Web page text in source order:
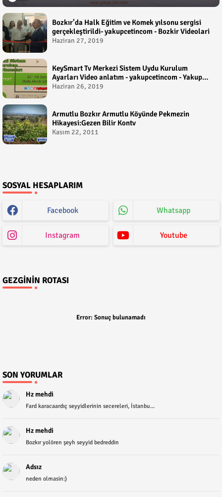
Bozkır’da Halk Eğitim ve Komek yılsonu sergisi
gerçekleştirildi- yakupcetincom - Bozkir Videolari
Haziran 27, 2019
KeySmart Tv Merkezi Sistem Uydu Kurulum
Ayarları Video anlatım - yakupcetincom - Yakup
Çetin
Haziran 26, 2019
Armutlu Bozkır Armutlu Köyünde Pekmezin
Hikayesi:Gezen Bilir Kontv
Kasım 22, 2011
SOSYAL HESAPLARIM
Facebook Whatsapp
Instagram Youtube
GEZGININ ROTASI
Error: Sonuç bulunamadı
SON YORUMLAR
Hz mehdi
Fard karacaardıç seyyidlerinin secereleri, İstanbu...
Hz mehdi
Bozkır yolören şeyh seyyid bedreddin
Adsız
neden olmasin:)